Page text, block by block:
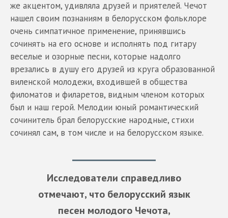
же акцентом, удивляла друзей и приятелей. Чечот
нашел своим познаниям в белорусском фольклоре
очень симпатичное применение, принявшись
сочинять на его основе и исполнять под гитару
веселые и озорные песни, которые надолго
врезались в душу его друзей из круга образованной
виленской молодежи, входившей в общества
филоматов и филаретов, видным членом которых
был и наш герой. Мелодии юный романтический
сочинитель брал белорусские народные, стихи
сочинял сам, в том числе и на белорусском языке.
Исследователи справедливо
отмечают, что белорусский язык
песен молодого Чечота,